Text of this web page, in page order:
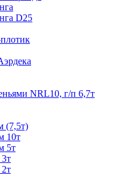
D25
NRL10, г/п 6,7т
(7,5т)
10т
5т